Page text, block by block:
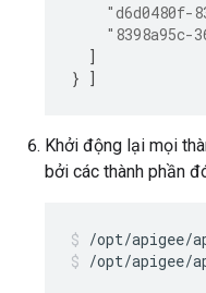
"d6d0480f-
"8398a95c-
]
} ]
Khởi động lại mọi
bởi các thành phần
/opt/apigee/
/opt/apigee/